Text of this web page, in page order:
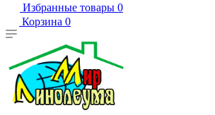
Избранные товары 0
Корзина 0